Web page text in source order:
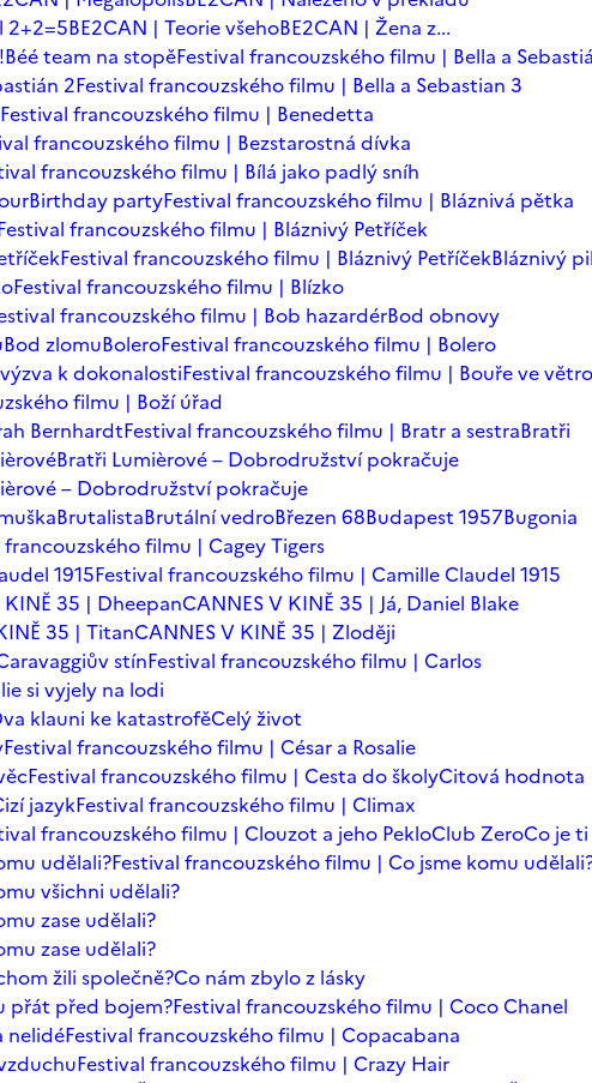
2+2=5BE2CAN | Teorie všehoBE2CAN | Žena z...
Béé team na stopěFestival francouzského filmu | Bella a
2Festival francouzského filmu | Bella a Sebastian 3
Festival francouzského filmu | Benedetta
francouzského filmu | Bezstarostná dívka
francouzského filmu | Bílá jako padlý sníh
Birthday partyFestival francouzského filmu | Bláznivá pětka
francouzského filmu | Bláznivý Petříček
Festival francouzského filmu | Bláznivý PetříčekBláznivý
Festival francouzského filmu | Blízko
francouzského filmu | Bob hazardérBod obnovy
Bod zlomuBoleroFestival francouzského filmu | Bolero
k dokonalostiFestival francouzského filmu | Bouře ve
filmu | Boží úřad
BernhardtFestival francouzského filmu | Bratr a sestraBratři
Bratři Lumièrové – Dobrodružství pokračuje
– Dobrodružství pokračuje
BrutalistaBrutální vedroBřezen 68Budapest 1957Bugonia
francouzského filmu | Cagey Tigers
1915Festival francouzského filmu | Camille Claudel 1915
KINĚ 35 | DheepanCANNES V KINĚ 35 | Já, Daniel Blake
35 | TitanCANNES V KINĚ 35 | Zloději
stínFestival francouzského filmu | Carlos
si vyjely na lodi
klauni ke katastrofěCelý život
Festival francouzského filmu | César a Rosalie
Festival francouzského filmu | Cesta do školyCitová hodnota
jazykFestival francouzského filmu | Climax
francouzského filmu | Clouzot a jeho PekloClub ZeroCo je
udělali?Festival francouzského filmu | Co jsme komu
všichni udělali?
zase udělali?
zase udělali?
žili společně?Co nám zbylo z lásky
přát před bojem?Festival francouzského filmu | Coco Chanel
nelidéFestival francouzského filmu | Copacabana
Festival francouzského filmu | Crazy Hair